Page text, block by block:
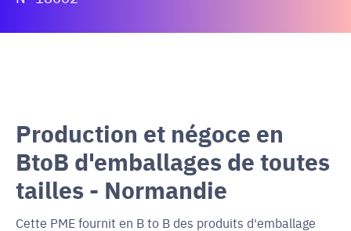
Production et négoce en
BtoB d'emballages de toutes
tailles - Normandie
Cette PME fournit en B to B des produits d'emballage